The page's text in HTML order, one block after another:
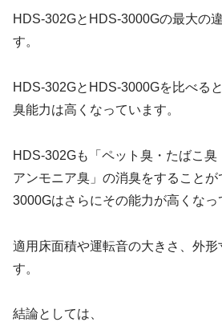
HDS-302GとHDS-3000Gの最大の違
す。
HDS-302GとHDS-3000Gを比べる
臭能力は高くなっています。
HDS-302Gも「ペット臭・たばこ臭
アンモニア臭」の消臭をすること
3000Gはさらにその能力が高くなっ
適用床面積や運転音の大きさ、外
す。
結論としては、